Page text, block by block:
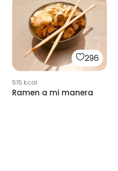
296
515 kcal
Ramen a mi manera